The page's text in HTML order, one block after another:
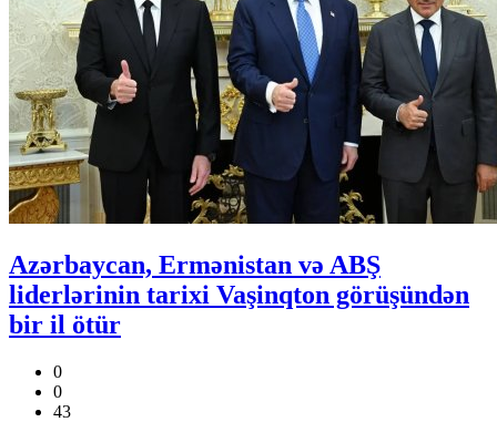
Azərbaycan, Ermənistan və ABŞ
liderlərinin tarixi Vaşinqton görüşündən
bir il ötür
0
0
43